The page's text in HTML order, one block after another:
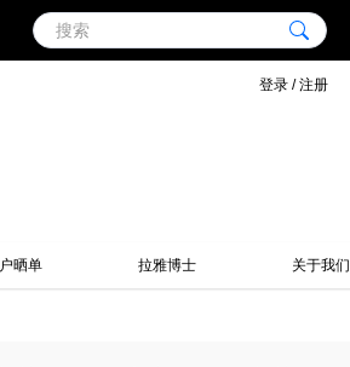
登录 /注册
晒单 拉雅博士 关于我们